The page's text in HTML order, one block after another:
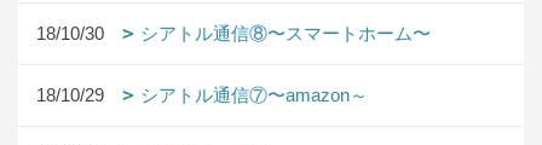
18/10/30 シアトル通信⑧〜スマートホーム〜
18/10/29 シアトル通信⑦〜amazon～